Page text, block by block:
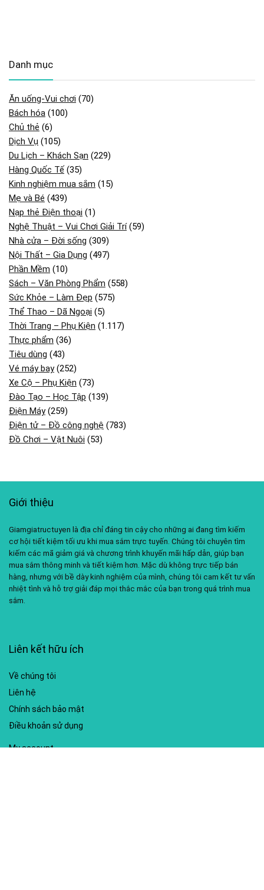
Danh mục
Ăn uống-Vui chơi (70)
Bách hóa (100)
Chủ thẻ (6)
Dịch Vụ (105)
Du Lịch – Khách Sạn (229)
Hàng Quốc Tế (35)
Kinh nghiệm mua sắm (15)
Mẹ và Bé (439)
Nạp thẻ Điện thoại (1)
Nghệ Thuật – Vui Chơi Giải Trí(59)
Nhà cửa – Đời sống (309)
Nội Thất – Gia Dụng (497)
Phần Mềm (10)
Sách – Văn Phòng Phẩm (558)
Sức Khỏe – Làm Đẹp (575)
Thể Thao – Dã Ngoại (5)
Thời Trang – Phụ Kiện (1.117)
Thực phẩm (36)
Tiêu dùng (43)
Vé máy bay(252)
Xe Cộ – Phụ Kiện (73)
Đào Tạo – Học Tập (139)
Điện Máy(259)
Điện tử – Đồ công nghệ (783)
Đồ Chơi – Vật Nuôi (53)
Giới thiệu
Giamgiatructuyen là địa chỉ đáng tin cậy cho những ai đang tìm kiếm
cơ hội tiết kiệm tối ưu khi mua sắm trực tuyến. Chúng tôi chuyên tìm
kiếm các mã giảm giá và chương trình khuyến mãi hấp dẫn, giúp bạn
mua sắm thông minh và tiết kiệm hơn. Mặc dù không trực tiếp bán
hàng, nhưng với bề dày kinh nghiệm của mình, chúng tôi cam kết tư vấn
nhiệt tình và hỗ trợ giải đáp mọi thắc mắc của bạn trong quá trình mua
sắm.
Liên kết hữu ích
Về chúng tôi
Liên hệ
Chính sách bảo mật
Điều khoản sử dụng
My account